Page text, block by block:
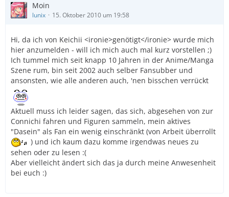
Moin
lunix 15. Oktober 2010 um 19:58
Hi, da ich von Keichii <ironie>genötigt</ironie> wurde mich
hier anzumelden - will ich mich auch mal kurz vorstellen ;)
Ich tummel mich seit knapp 10 Jahren in der Anime/Manga
Szene rum, bin seit 2002 auch selber Fansubber und
ansonsten, wie alle anderen auch, 'nen bisschen verrückt
Aktuell muss ich leider sagen, das sich, abgesehen von zur
Connichi fahren und Figuren sammeln, mein aktives
"Dasein" als Fan ein wenig einschränkt (von Arbeit überrollt
) und ich kaum dazu komme irgendwas neues zu
sehen oder zu lesen :(
Aber vielleicht ändert sich das ja durch meine Anwesenheit
bei euch :)